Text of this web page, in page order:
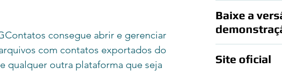
consegue abrir e gerenciar
com contatos exportados do
qualquer outra plataforma que seja
Baixe a
demonstração.
Site oficial